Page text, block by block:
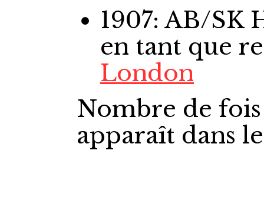
1907: AB/SK
en tant que
London
Nombre de
apparaît dans